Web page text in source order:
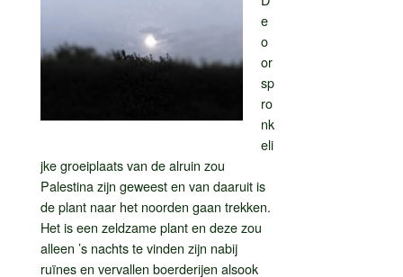
e
o
or
sp
ro
nk
eli
jke groeiplaats van de alruin zou
Palestina zijn geweest en van daaruit is
de plant naar het noorden gaan trekken.
Het is een zeldzame plant en deze zou
alleen ’s nachts te vinden zijn nabij
ruïnes en vervallen boerderijen alsook